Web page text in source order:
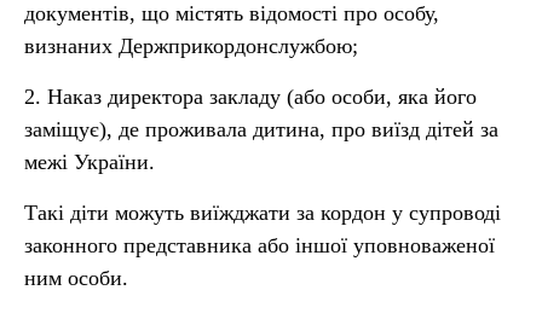
документів, що містять відомості про особу,
визнаних Держприкордонслужбою;
2. Наказ директора закладу (або особи, яка його
заміщує), де проживала дитина, про виїзд дітей за
межі України.
Такі діти можуть виїжджати за кордон у супроводі
законного представника або іншої уповноваженої
ним особи.